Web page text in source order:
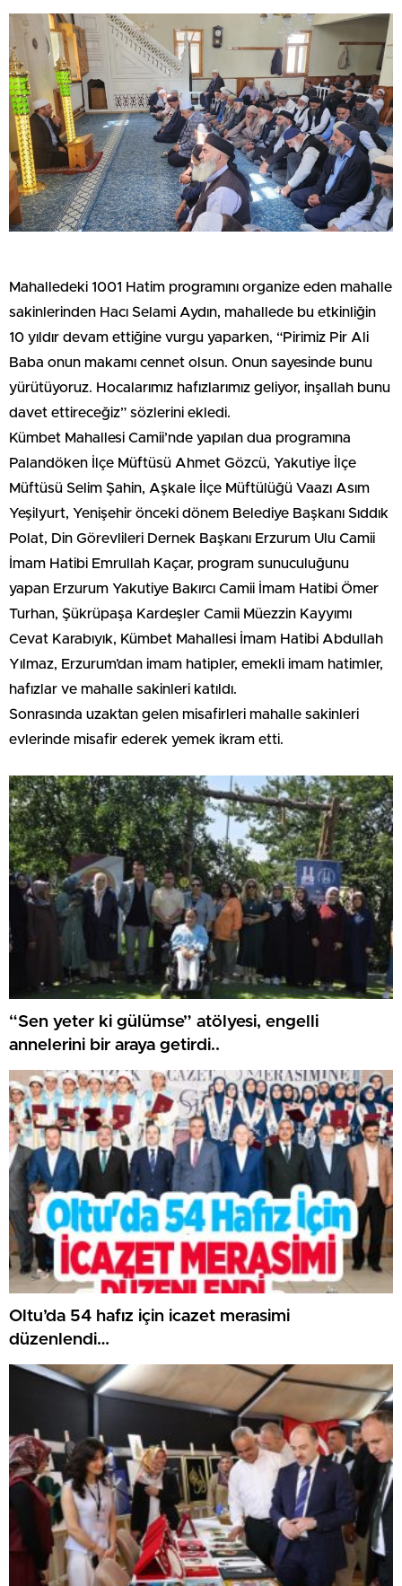
Mahalledeki 1001 Hatim programını organize eden mahalle
sakinlerinden Hacı Selami Aydın, mahallede bu etkinliğin
10 yıldır devam ettiğine vurgu yaparken, “Pirimiz Pir Ali
Baba onun makamı cennet olsun. Onun sayesinde bunu
yürütüyoruz. Hocalarımız hafızlarımız geliyor, inşallah bunu
davet ettireceğiz” sözlerini ekledi.
Kümbet Mahallesi Camii’nde yapılan dua programına
Palandöken İlçe Müftüsü Ahmet Gözcü, Yakutiye İlçe
Müftüsü Selim Şahin, Aşkale İlçe Müftülüğü Vaazı Asım
Yeşilyurt, Yenişehir önceki dönem Belediye Başkanı Sıddık
Polat, Din Görevlileri Dernek Başkanı Erzurum Ulu Camii
İmam Hatibi Emrullah Kaçar, program sunuculuğunu
yapan Erzurum Yakutiye Bakırcı Camii İmam Hatibi Ömer
Turhan, Şükrüpaşa Kardeşler Camii Müezzin Kayyımı
Cevat Karabıyık, Kümbet Mahallesi İmam Hatibi Abdullah
Yılmaz, Erzurum’dan imam hatipler, emekli imam hatimler,
hafızlar ve mahalle sakinleri katıldı.
Sonrasında uzaktan gelen misafirleri mahalle sakinleri
evlerinde misafir ederek yemek ikram etti.
“Sen yeter ki gülümse” atölyesi, engelli
annelerini bir araya getirdi..
Oltu’da 54 hafız için icazet merasimi
düzenlendi…